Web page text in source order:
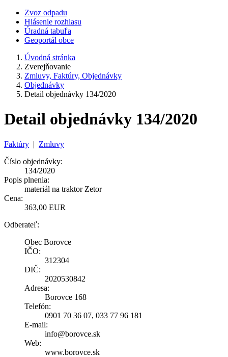
Zvoz odpadu
Hlásenie rozhlasu
Úradná tabuľa
Geoportál obce
Úvodná stránka
Zverejňovanie
Zmluvy, Faktúry, Objednávky
Objednávky
Detail objednávky 134/2020
Detail objednávky 134/2020
Faktúry | Zmluvy
Číslo objednávky:
134/2020
Popis plnenia:
materiál na traktor Zetor
Cena:
363,00 EUR
Odberateľ:
Obec Borovce
IČO:
312304
DIČ:
2020530842
Adresa:
Borovce 168
Telefón:
0901 70 36 07, 033 77 96 181
E-mail:
info@borovce.sk
Web:
www.borovce.sk